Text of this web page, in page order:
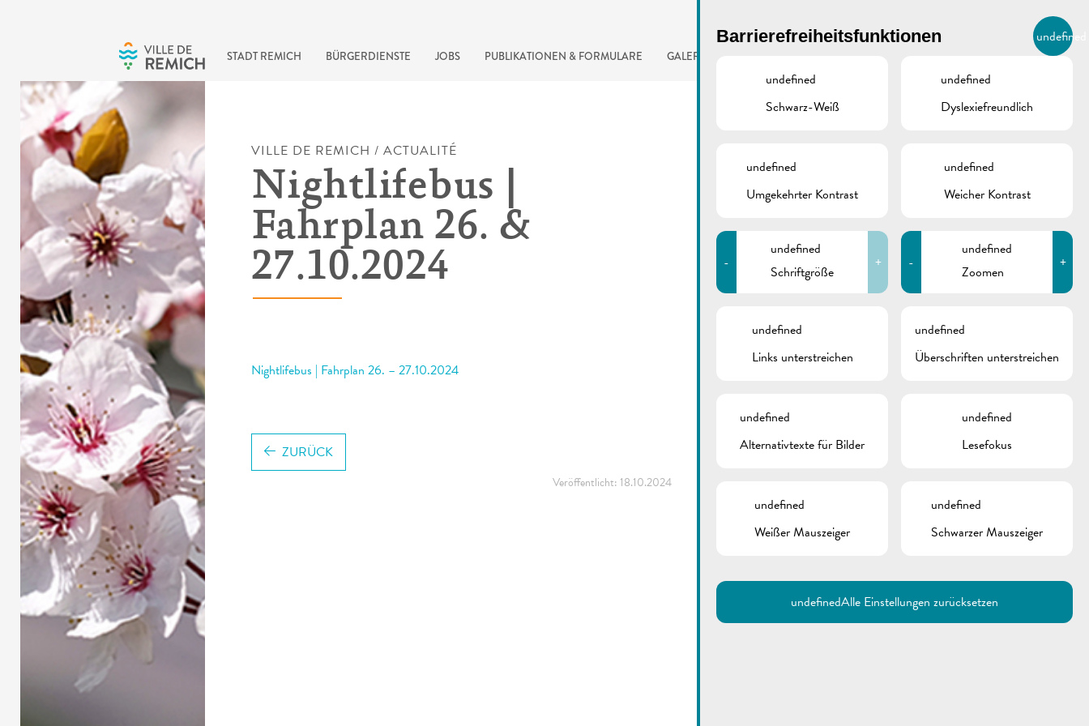
STADT REMICH BÜRGERDIENSTE JOBS PUBLIKATIONEN & FORMULARE GALERIE DE
BIERGER.REMICH.LU
Utilisez la recherche pour
Comme par exemple des contacts, des
informations ou de documents.
VILLE DE REMICH / ACTUALITÉ
Nightlifebus |
Fahrplan 26. &
27.10.2024
Veröffentlicht: 18.10.2024
Nightlifebus | Fahrplan 26. – 27.10.2024
ZURÜCK
Barrierefreiheitsfunktionen undefined
undefined
Schwarz-Weiß
undefined
Dyslexiefreundlich
undefined
Umgekehrter Kontrast
undefined
Weicher Kontrast
-
undefined
Schriftgröße
+ -
undefined
Zoomen
+
undefined
Links unterstreichen
undefined
Überschriften unterstreichen
undefined
Alternativtexte für Bilder
undefined
Lesefokus
undefined
Weißer Mauszeiger
undefined
Schwarzer Mauszeiger
undefinedAlle Einstellungen zurücksetzen